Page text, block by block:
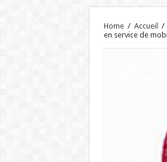
Home / Accueil /
en service de